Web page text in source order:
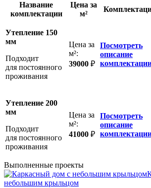
Название
комплектации
Цена за
м²
Утепление 150
мм
Подходит
для постоянного
проживания
Цена за
м²:
39000 ₽
Посмотреть
описание
Утепление 200
мм
Подходит
для постоянного
проживания
Цена за
м²:
41000 ₽
Посмотреть
описание
Выполненные проекты
небольшим крыльцом